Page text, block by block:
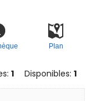
Plan
1 Disponibles:1